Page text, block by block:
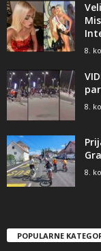
8.
8.
8.
POPULARNE